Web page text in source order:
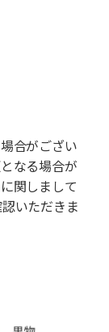
合がござい
なる場合が
関しまして
いただきま